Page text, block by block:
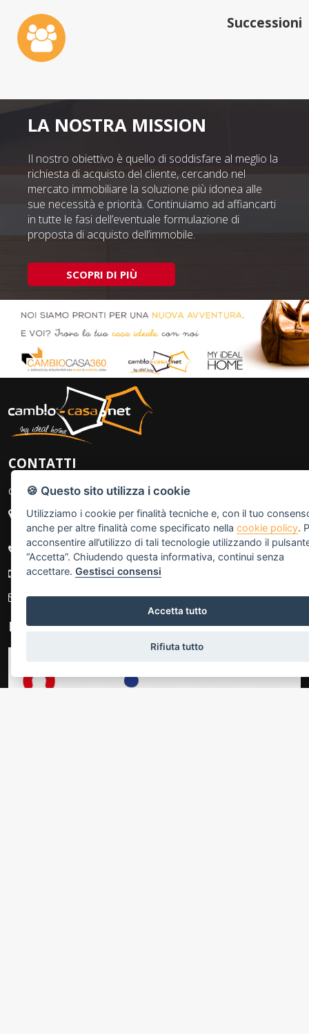
Successioni
LA NOSTRA MISSION
Il nostro obiettivo è quello di soddisfare al meglio la
richiesta di acquisto del cliente, cercando nel
mercato immobiliare la soluzione più idonea alle
sue necessità e priorità. Continuiamo ad affiancarti
in tutte le fasi dell’eventuale formulazione di
proposta di acquisto dell’immobile.
SCOPRI DI PIÙ
CONTATTI
Cambio-casa.net
Sede 1: Via Giovanni Torti 222A/R - 16143 Genova (GE)
Sede 2: C. Italia 15R - 16145 Genova (GE)
+39 010.354041
+39 338.6987654
info@cambio-casa.net
IL GRUPPO
🍪 Questo sito utilizza i cookie
Utilizziamo i cookie per finalità tecniche e, con il tuo
anche per altre finalità come specificato nellacookie policy.
acconsentire all’utilizzo di tali tecnologie utilizzando il
“Accetta”. Chiudendo questa informativa, continui senza
accettare.Gestisci consensi
Accetta tutto
Rifiuta tutto